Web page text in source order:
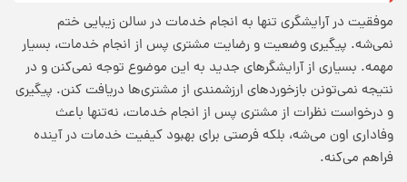
موفقیت در آرایشگری تنها به انجام خدمات در سالن زیبایی ختم
نمی‌شه. پیگیری وضعیت و رضایت مشتری پس از انجام خدمات، بسیار
مهمه. بسیاری از آرایشگرهای جدید به این موضوع توجه نمی‌کنن و در
نتیجه نمی‌تونن بازخوردهای ارزشمندی از مشتری‌ها دریافت کنن. پیگیری
و درخواست نظرات از مشتری پس از انجام خدمات، نه‌تنها باعث
وفاداری اون می‌شه، بلکه فرصتی برای بهبود کیفیت خدمات در آینده
فراهم می‌کنه.